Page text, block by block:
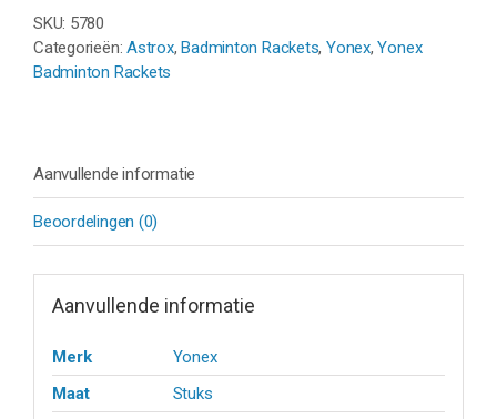
aantal
SKU: 5780
Categorieën:Astrox,Badminton Rackets,Yonex,Yonex
Badminton Rackets
Aanvullende informatie
Beoordelingen (0)
Aanvullende informatie
Merk
Yonex
Maat
Stuks